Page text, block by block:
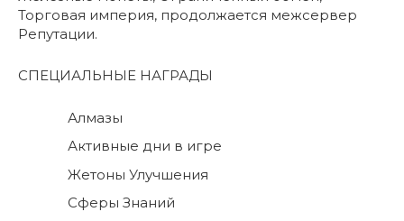
Торговая империя, продолжается межсервер
Репутации.
СПЕЦИАЛЬНЫЕ НАГРАДЫ
Алмазы
Активные дни в игре
Жетоны Улучшения
Сферы Знаний